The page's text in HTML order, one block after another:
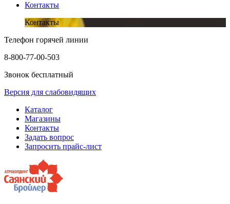
Контакты
Контакты
Телефон горячей линии
8-800-77-00-503
Звонок бесплатный
Версия для слабовидящих
Каталог
Магазины
Контакты
Задать вопрос
Запросить прайс-лист